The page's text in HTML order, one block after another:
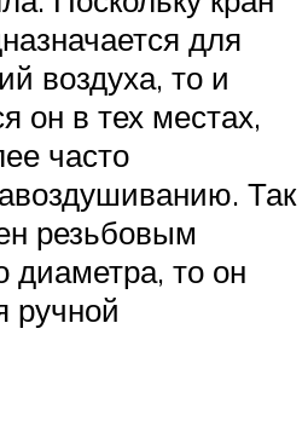
для
воздуха, то и
он в тех местах,
часто
Так
резьбовым
диаметра, то он
ручной